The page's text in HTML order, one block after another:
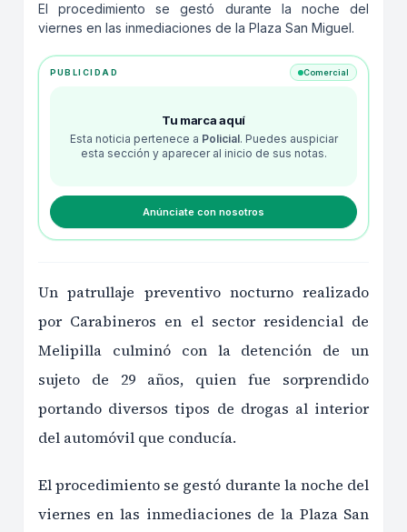
El procedimiento se gestó durante la noche del
viernes en las inmediaciones de la Plaza San Miguel.
PUBLICIDAD Comercial
Tu marca aquí
Esta noticia pertenece a Policial. Puedes auspiciar
esta sección y aparecer al inicio de sus notas.
Anúnciate con nosotros
Un patrullaje preventivo nocturno realizado
por Carabineros en el sector residencial de
Melipilla culminó con la detención de un
sujeto de 29 años, quien fue sorprendido
portando diversos tipos de drogas al interior
del automóvil que conducía.
El procedimiento se gestó durante la noche del
viernes en las inmediaciones de la Plaza San